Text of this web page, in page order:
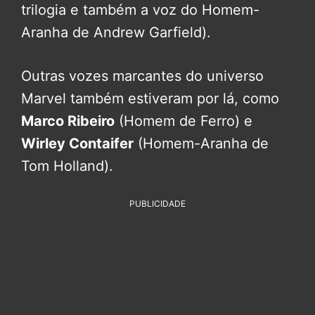
trilogia e também a voz do Homem-
Aranha de Andrew Garfield).
Outras vozes marcantes do universo
Marvel também estiveram por lá, como
Marco Ribeiro (Homem de Ferro) e
Wirley Contaifer (Homem-Aranha de
Tom Holland).
PUBLICIDADE